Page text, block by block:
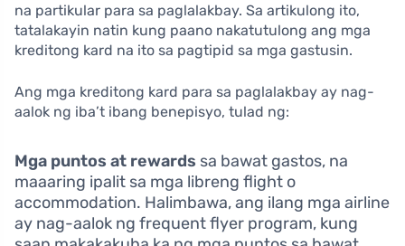
na partikular para sa paglalakbay. Sa artikulong ito,
tatalakayin natin kung paano nakatutulong ang mga
kreditong kard na ito sa pagtipid sa mga gastusin.
Ang mga kreditong kard para sa paglalakbay ay nag-
aalok ng iba’t ibang benepisyo, tulad ng:
Mga puntos at rewards sa bawat gastos, na
maaaring ipalit sa mga libreng flight o
accommodation. Halimbawa, ang ilang mga airline
ay nag-aalok ng frequent flyer program, kung